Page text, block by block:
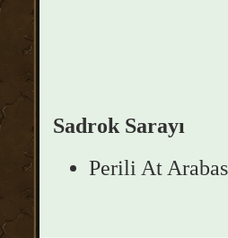
Sadrok Sarayı
Perili At